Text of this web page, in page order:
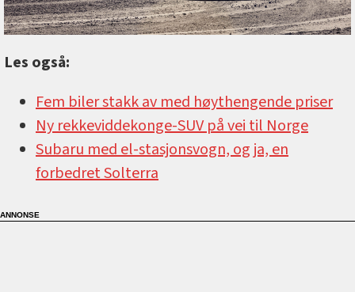
Les også:
Fem biler stakk av med høythengende priser
Ny rekkeviddekonge-SUV på vei til Norge
Subaru med el-stasjonsvogn, og ja, en
forbedret Solterra